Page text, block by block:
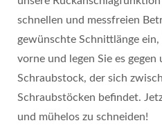
schnellen und messfreien
gewünschte Schnittlänge
vorne und legen Sie es gegen
Schraubstock, der sich
Schraubstöcken befindet.
und mühelos zu schneiden!